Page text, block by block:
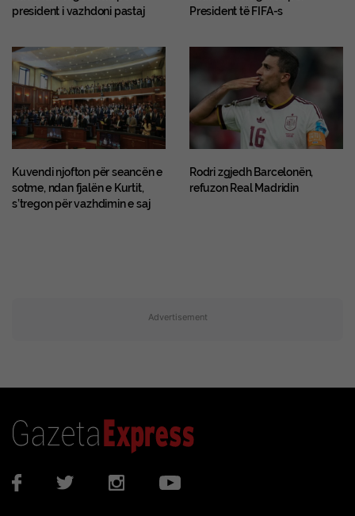
president i vazhdoni pastaj
President të FIFA-s
Kuvendi njofton për seancën e
sotme, ndan fjalën e Kurtit,
s’tregon për vazhdimin e saj
Rodri zgjedh Barcelonën,
refuzon Real Madridin
Advertisement